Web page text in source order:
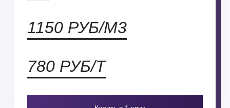
1150 РУБ/М3
780 РУБ/Т